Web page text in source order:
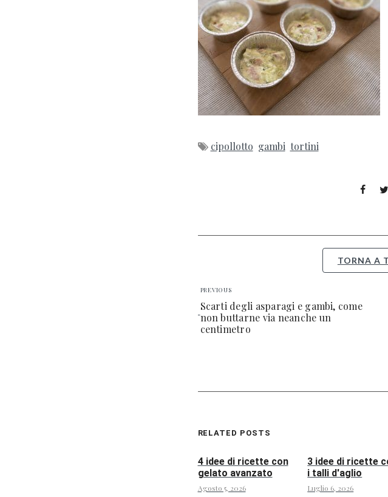
cipollotto gambi tortini
TORNA A
PREVIOUS
Scarti degli asparagi e gambi, come
non buttarne via neanche un
centimetro
RELATED POSTS
4 idee di ricette con
gelato avanzato
Agosto 5, 2026
3 idee di ricette
i talli d'aglio
Luglio 6, 2026